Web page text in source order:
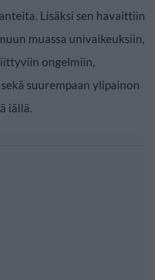
Lisäksi sen havaittiin
muassa univaikeuksiin,
ongelmiin,
suurempaan ylipainon
iällä.